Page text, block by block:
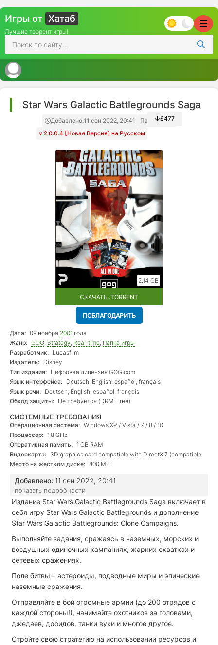
Игры от Хатаб
Лучшие торрент игры!
Star Wars Galactic Battlegrounds Saga
Добавлено:11 сен 2022, 20:41
Папка игры
v 2.0.0.4 [Новая Версия] на Русском
6477
2.14 GB
СКАЧАТЬ .TORRENT
ПОБЛАГОДАРИТЬ
Дата: 09 ноября 2001 года
Жанр: GOG, Strategy, Real-time, Папка игры
Разработчик: Lucasfilm
Издатель: Disney
Тип издания: Цифровая лицензия GOG.com
Язык интерфейса: Deutsch, English, español, français
Язык речи: Deutsch, English, español, français
Обход защиты: Не требуется (DRM-Free)
СИСТЕМНЫЕ ТРЕБОВАНИЯ
Операционная система: Windows XP / Vista / 7 / 8 / 10
Процессор: 1.8 GHz
Оперативная память: 1 GB RAM
Видеокарта: 3D graphics card compatible with DirectX 7 (compatible
with DirectX 9 recommended)
Место на жестком диске: 800 MB
Добавлено: 11 сен 2022, 20:41
показать подробности
Издание Star Wars Galactic Battlegrounds Saga включает в
себя игру Star Wars Galactic Battlegrounds и дополнение
Star Wars Galactic Battlegrounds: Clone Campaigns.
Выполняйте задания, сражаясь в наземных, морских и
воздушных одиночных кампаниях, жарких схватках и
сетевых сражениях.
Поле битвы – астероиды, подводные миры и эпические
наземные сражения.
Отправляйте в бой огромные армии (до 200 отрядов с
каждой стороны!), нанимайте охотников за головами,
джедаев, дроидов, танки вуки и многое другое.
Стройте свою стратегию на использовании ресурсов и